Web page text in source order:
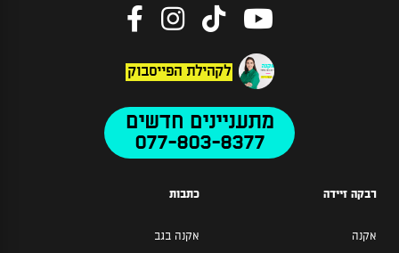
לקהילת הפייסבוק
מתעניינים חדשים
077-803-8377
רבקה זיידה
אקנה
כתבות
אקנה בגב